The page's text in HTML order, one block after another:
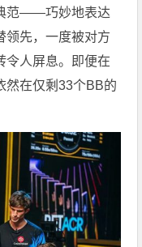
范——巧妙地表达
领先，一度被对方
令人屏息。即便在
然在仅剩33个BB的